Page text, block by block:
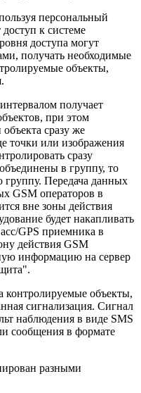
персональный
к системе
доступа могут
получать необходимые
объекты,
получает
при этом
сразу же
точки или изображения
сразу
в группу, то
Передача данных
GSM операторов в
вне зоны действия
будет накапливать
GPS приемника в
действия GSM
информацию на сервер
контролируемые объекты,
сигнализация. Сигнал
наблюдения в виде SMS
сообщения в формате
разными